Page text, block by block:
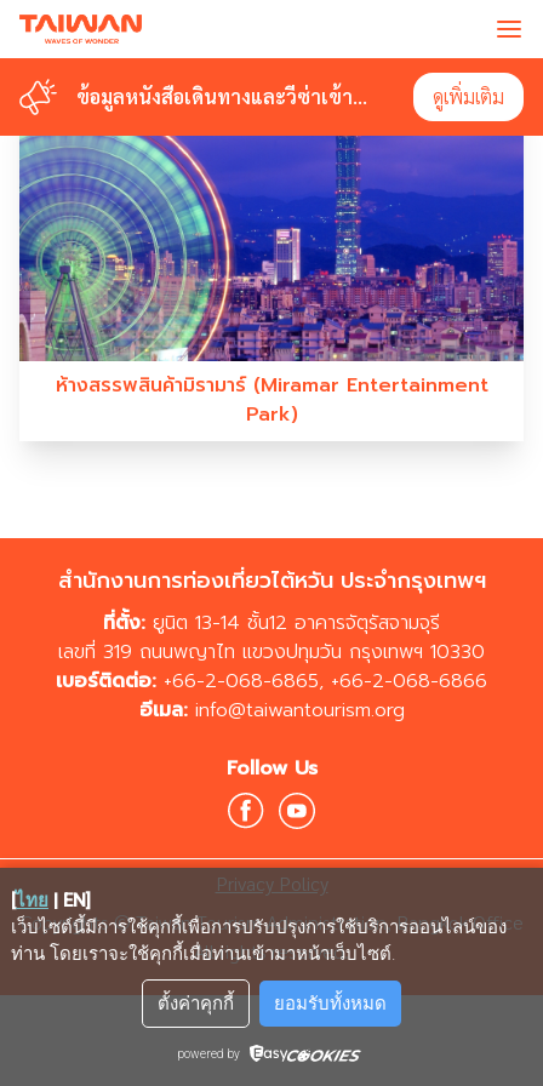
ข้อมูลหนังสือเดินทางและวีซ่าเข้า
ดูเพิ่มเติม
ข้อมูลหนังสือเดินทางและวีซ่าเข้า
ดูเพิ่มเติม
#MIRAMARENTERTAINMENTPARK
ห้างสรรพสินค้ามิรามาร์ (Miramar Entertainment
Park)
สำนักงานการท่องเที่ยวไต้หวัน ประจำกรุงเทพฯ
ที่ตั้ง: ยูนิต 13-14 ชั้น12 อาคารจัตุรัสจามจุรี
เลขที่ 319 ถนนพญาไท แขวงปทุมวัน กรุงเทพฯ 10330
เบอร์ติดต่อ: +66-2-068-6865, +66-2-068-6866
อีเมล: info@taiwantourism.org
Follow Us
Privacy Policy
Copyrights © Taiwan Tourism Administration, Bangkok Office
All rights reserved.
[ไทย | EN]
เว็บไซต์นี้มีการใช้คุกกี้เพื่อการปรับปรุงการใช้บริการออนไลน์ของ
ท่าน โดยเราจะใช้คุกกี้เมื่อท่านเข้ามาหน้าเว็บไซต์.
ตั้งค่าคุกกี้ ยอมรับทั้งหมด
powered by